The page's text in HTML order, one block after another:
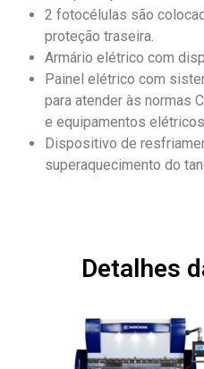
2 fotocélulas são
proteção traseira.
Armário elétrico com
Painel elétrico com
para atender às normas
e equipamentos
Dispositivo de
superaquecimento do
Detalhes